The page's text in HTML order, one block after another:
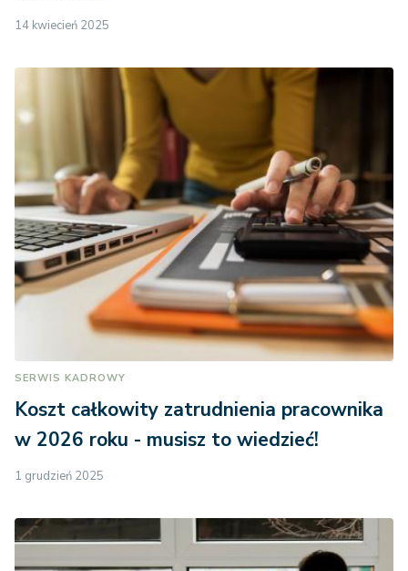
14 kwiecień 2025
SERWIS KADROWY
Koszt całkowity zatrudnienia pracownika
w 2026 roku - musisz to wiedzieć!
1 grudzień 2025